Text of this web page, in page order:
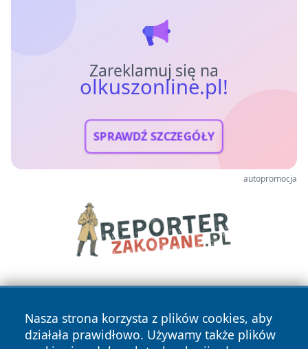
Zareklamuj się na
olkuszonline.pl!
SPRAWDŹ SZCZEGÓŁY
autopromocja
Nasza strona korzysta z plików cookies, aby
działała prawidłowo. Używamy także plików